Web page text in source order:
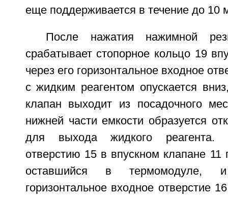
еще поддерживается в течение до 10
После нажатия нажимной
срабатывает стопорное кольцо 19
через его горизонтальное входное
с жидким реагентом опускается
клапан выходит из посадочного
нижней части емкости образуется
для выхода жидкого реагента.
отверстию 15 в впускном клапане 11
оставшийся в термомодуле,
горизонтальное входное отверстие